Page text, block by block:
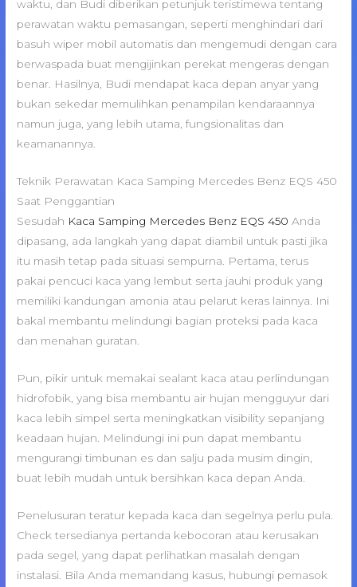
waktu, dan Budi diberikan petunjuk teristimewa tentang
perawatan waktu pemasangan, seperti menghindari dari
basuh wiper mobil automatis dan mengemudi dengan cara
berwaspada buat mengijinkan perekat mengeras dengan
benar. Hasilnya, Budi mendapat kaca depan anyar yang
bukan sekedar memulihkan penampilan kendaraannya
namun juga, yang lebih utama, fungsionalitas dan
keamanannya.
Teknik Perawatan Kaca Samping Mercedes Benz EQS 450
Saat Penggantian
Sesudah Kaca Samping Mercedes Benz EQS 450 Anda
dipasang, ada langkah yang dapat diambil untuk pasti jika
itu masih tetap pada situasi sempurna. Pertama, terus
pakai pencuci kaca yang lembut serta jauhi produk yang
memiliki kandungan amonia atau pelarut keras lainnya. Ini
bakal membantu melindungi bagian proteksi pada kaca
dan menahan guratan.
Pun, pikir untuk memakai sealant kaca atau perlindungan
hidrofobik, yang bisa membantu air hujan mengguyur dari
kaca lebih simpel serta meningkatkan visibility sepanjang
keadaan hujan. Melindungi ini pun dapat membantu
mengurangi timbunan es dan salju pada musim dingin,
buat lebih mudah untuk bersihkan kaca depan Anda.
Penelusuran teratur kepada kaca dan segelnya perlu pula.
Check tersedianya pertanda kebocoran atau kerusakan
pada segel, yang dapat perlihatkan masalah dengan
instalasi. Bila Anda memandang kasus, hubungi pemasok